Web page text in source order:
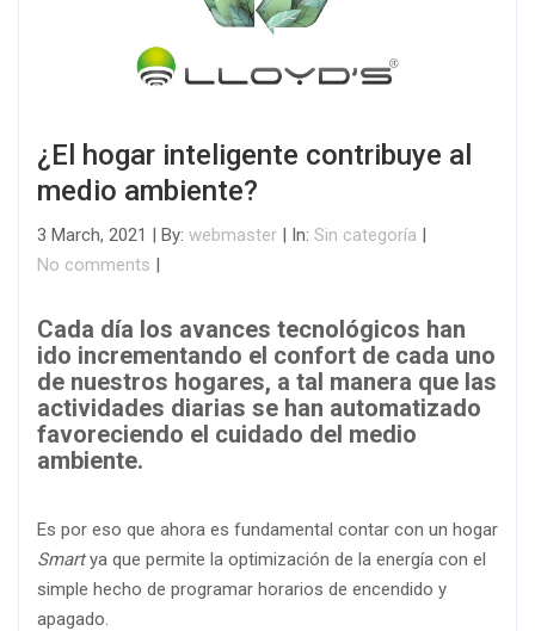
¿El hogar inteligente contribuye al
medio ambiente?
3 March, 2021 | By: webmaster | In: Sin categoría |
No comments |
Cada día los avances tecnológicos han
ido incrementando el confort de cada uno
de nuestros hogares, a tal manera que las
actividades diarias se han automatizado
favoreciendo el cuidado del medio
ambiente.
Es por eso que ahora es fundamental contar con un hogar
Smartya que permite la optimización de la energía con el
simple hecho de programar horarios de encendido y
apagado.